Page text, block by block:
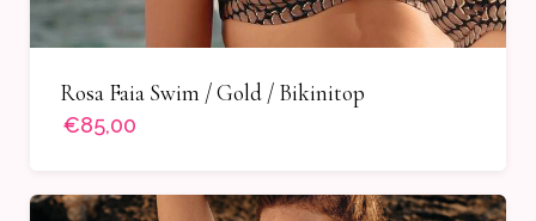
Rosa Faia Swim / Gold / Bikinitop
€85,00